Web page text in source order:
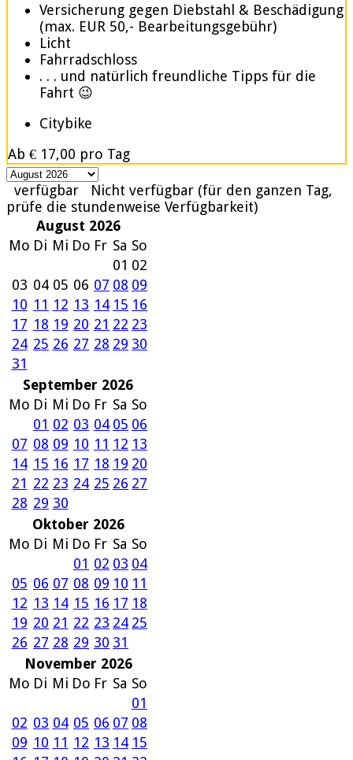
Versicherung gegen Diebstahl & Beschädigung
(max. EUR 50,- Bearbeitungsgebühr)
Licht
Fahrradschloss
. . . und natürlich freundliche Tipps für die
Fahrt 😉
Citybike
Ab € 17,00 pro Tag
verfügbar
Nicht verfügbar (für den ganzen Tag,
prüfe die stundenweise Verfügbarkeit)
August 2026
Mo Di Mi Do Fr Sa So
01 02
03 04 05 06 07 08 09
10 11 12 13 14 15 16
17 18 19 20 21 22 23
24 25 26 27 28 29 30
31
September 2026
Mo Di Mi Do Fr Sa So
01 02 03 04 05 06
07 08 09 10 11 12 13
14 15 16 17 18 19 20
21 22 23 24 25 26 27
28 29 30
Oktober 2026
Mo Di Mi Do Fr Sa So
01 02 03 04
05 06 07 08 09 10 11
12 13 14 15 16 17 18
19 20 21 22 23 24 25
26 27 28 29 30 31
November 2026
Mo Di Mi Do Fr Sa So
01
02 03 04 05 06 07 08
09 10 11 12 13 14 15